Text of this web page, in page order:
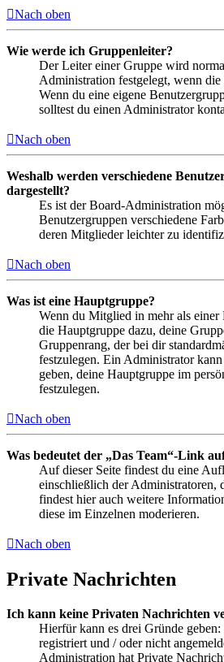
Nach oben
Wie werde ich Gruppenleiter?
Der Leiter einer Gruppe wird
Administration festgelegt, wenn
Wenn du eine eigene
solltest du einen Administrator
Nach oben
Weshalb werden verschiedene
dargestellt?
Es ist der Board-Administration
Benutzergruppen verschiedene
deren Mitglieder leichter zu
Nach oben
Was ist eine Hauptgruppe?
Wenn du Mitglied in mehr als einer
die Hauptgruppe dazu, deine
Gruppenrang, der bei dir
festzulegen. Ein Administrator
geben, deine Hauptgruppe im
festzulegen.
Nach oben
Was bedeutet der „Das Team“-Link
Auf dieser Seite findest du eine
einschließlich der Administratoren,
findest hier auch weitere
diese im Einzelnen moderieren.
Nach oben
Private Nachrichten
Ich kann keine Privaten Nachrichten
Hierfür kann es drei Gründe
registriert und / oder nicht
Administration hat Private